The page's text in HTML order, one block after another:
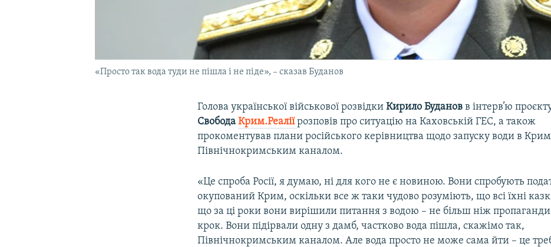
«Просто так вода туди не пішла і не піде», – сказав Буданов
Голова української військової розвідкиКирило Буданов в інтерв’ю
СвободаКрим.Реалії розповів про ситуацію на Каховській ГЕС, а також
прокоментував плани російського керівництва щодо запуску води в Крим
Північнокримським каналом.
«Це спроба Росії, я думаю, ні для кого не є новиною. Вони спробують
окупований Крим, оскільки все ж таки чудово розуміють, що всі їхні
що за ці роки вони вирішили питання з водою – не більш ніж
крок. Вони підірвали одну з дамб, частково вода пішла, скажімо так,
Північнокримським каналом. Але вода просто не може сама йти – це